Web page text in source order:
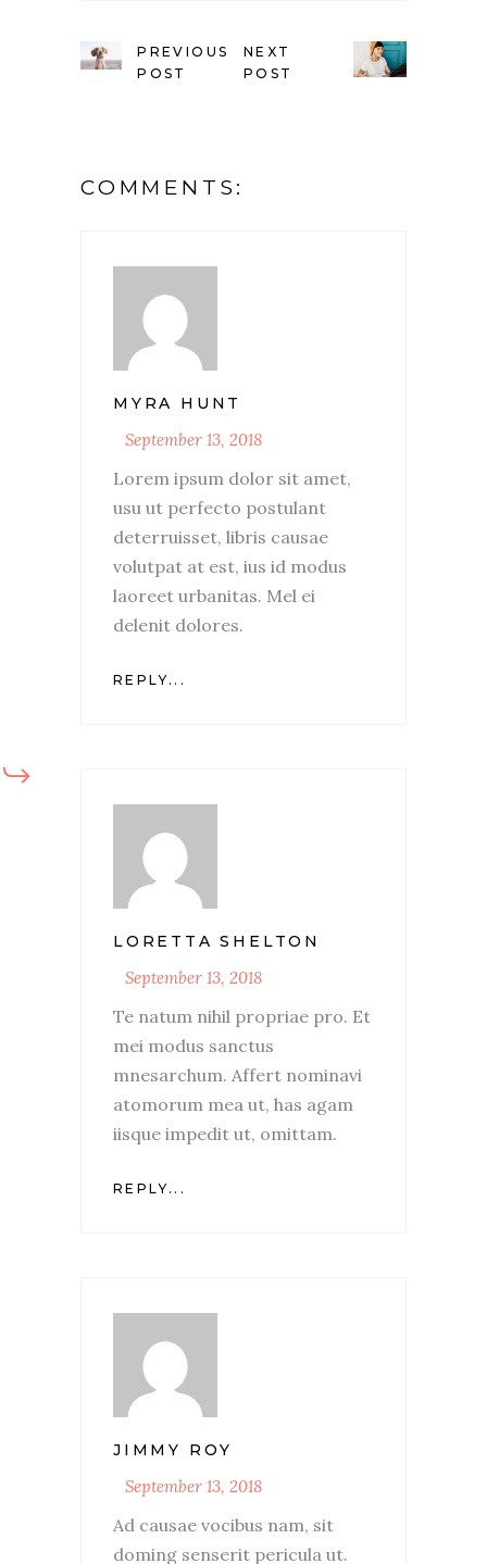
PREVIOUS
POST
NEXT
POST
COMMENTS:
MYRA HUNT
September 13, 2018
Lorem ipsum dolor sit amet,
usu ut perfecto postulant
deterruisset, libris causae
volutpat at est, ius id modus
laoreet urbanitas. Mel ei
delenit dolores.
REPLY...
LORETTA SHELTON
September 13, 2018
Te natum nihil propriae pro. Et
mei modus sanctus
mnesarchum. Affert nominavi
atomorum mea ut, has agam
iisque impedit ut, omittam.
REPLY...
JIMMY ROY
September 13, 2018
Ad causae vocibus nam, sit
doming senserit pericula ut.